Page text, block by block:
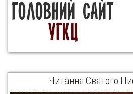
Читання Святого